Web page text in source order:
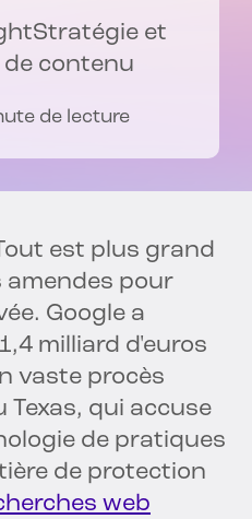
Stratégie et
contenu
de lecture
est plus grand
amendes pour
Google a
milliard d'euros
vaste procès
Texas, qui accuse
de pratiques
de protection
web